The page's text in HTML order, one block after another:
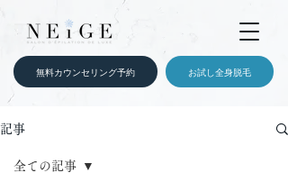
無料カウンセリング予約 お試し全身脱毛
記事
全ての記事